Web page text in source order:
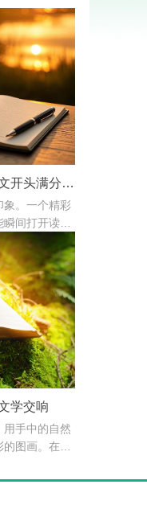
妙笔点睛：中小学生作文开头满分攻略
象。一个精彩
间打开读者
阅卷老师的
"抓耳挠腮？
作文开头秘
学交响
用手中的自然
图画。在这
的第一篇章。